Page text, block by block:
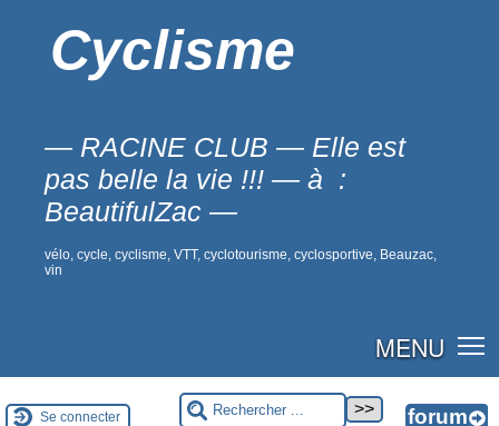
Cyclisme
— RACINE CLUB — Elle est
pas belle la vie !!! — à :
BeautifulZac —
vélo, cycle, cyclisme, VTT, cyclotourisme, cyclosportive, Beauzac,
vin
MENU
Se connecter